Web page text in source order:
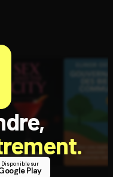
Disponible sur
Play